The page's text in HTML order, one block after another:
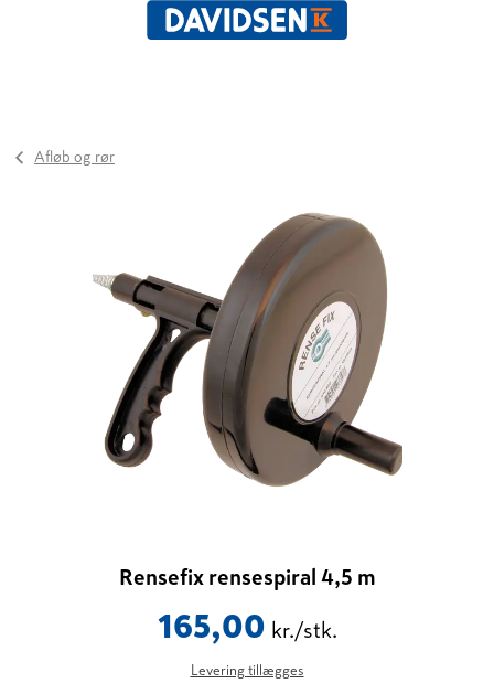
Afløb og rør
Rensefix rensespiral 4,5 m
165,00 kr./stk.
Levering tillægges